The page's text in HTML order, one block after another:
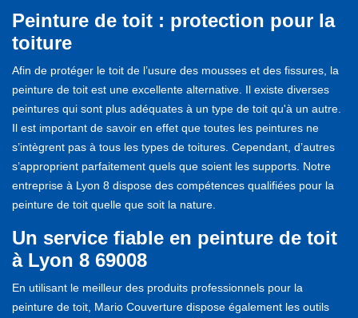
Peinture de toit : protection pour la
toiture
Afin de protéger le toit de l’usure des mousses et des fissures, la
peinture de toit est une excellente alternative. Il existe diverses
peintures qui sont plus adéquates à un type de toit qu'à un autre.
Il est important de savoir en effet que toutes les peintures ne
s’intègrent pas à tous les types de toitures. Cependant, d’autres
s’approprient parfaitement quels que soient les supports. Notre
entreprise à Lyon 8 dispose des compétences qualifiées pour la
peinture de toit quelle que soit la nature.
Un service fiable en peinture de toit
à Lyon 8 69008
En utilisant le meilleur des produits professionnels pour la
peinture de toit, Mario Couverture dispose également les outils